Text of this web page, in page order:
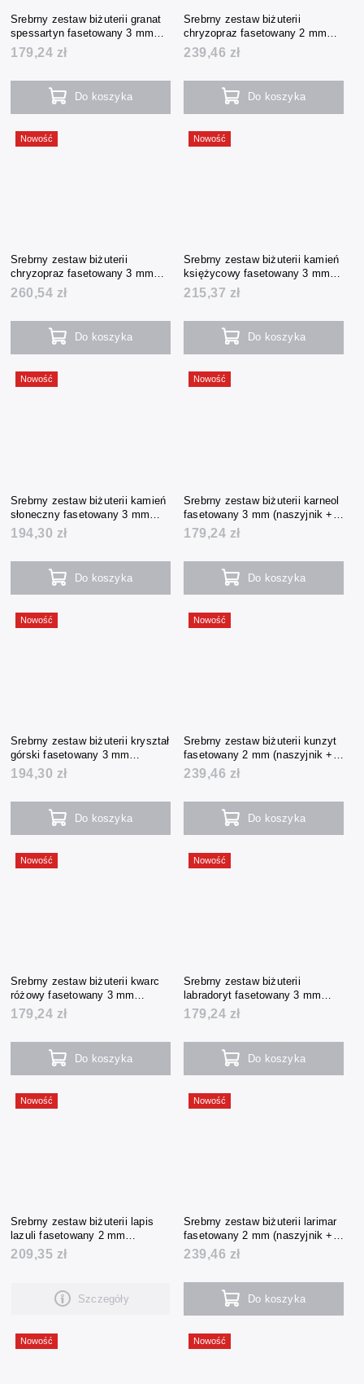
Srebrny zestaw biżuterii granat
spessartyn fasetowany 3 mm
(naszyjnik + bransoletka +
kolczyki)
179,24 zł
Do koszyka
Srebrny zestaw biżuterii
chryzopraz fasetowany 2 mm
(naszyjnik + bransoletka +
kolczyki)
239,46 zł
Do koszyka
Nowość
Srebrny zestaw biżuterii
chryzopraz fasetowany 3 mm
(naszyjnik + bransoletka +
kolczyki)
260,54 zł
Do koszyka
Nowość
Srebrny zestaw biżuterii kamień
księżycowy fasetowany 3 mm
(naszyjnik + bransoletka +
kolczyki)
215,37 zł
Do koszyka
Nowość
Srebrny zestaw biżuterii kamień
słoneczny fasetowany 3 mm
(naszyjnik + bransoletka +
kolczyki)
194,30 zł
Do koszyka
Nowość
Srebrny zestaw biżuterii karneol
fasetowany 3 mm (naszyjnik +
bransoletka + kolczyki)
179,24 zł
Do koszyka
Nowość
Srebrny zestaw biżuterii kryształ
górski fasetowany 3 mm
(naszyjnik + bransoletka +
kolczyki)
194,30 zł
Do koszyka
Nowość
Srebrny zestaw biżuterii kunzyt
fasetowany 2 mm (naszyjnik +
bransoletka + kolczyki)
239,46 zł
Do koszyka
Nowość
Srebrny zestaw biżuterii kwarc
różowy fasetowany 3 mm
(naszyjnik + bransoletka +
kolczyki)
179,24 zł
Do koszyka
Nowość
Srebrny zestaw biżuterii
labradoryt fasetowany 3 mm
(naszyjnik + bransoletka +
kolczyki)
179,24 zł
Do koszyka
Nowość
Srebrny zestaw biżuterii lapis
lazuli fasetowany 2 mm
(naszyjnik + bransoletka +
kolczyki)
209,35 zł
Szczegóły
Nowość
Srebrny zestaw biżuterii larimar
fasetowany 2 mm (naszyjnik +
bransoletka + kolczyki)
239,46 zł
Do koszyka
Nowość Nowość